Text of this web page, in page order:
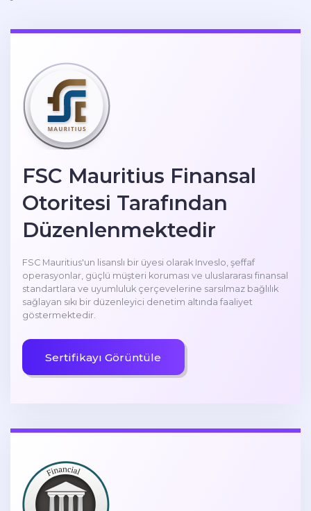
FSC Mauritius Finansal
Otoritesi Tarafından
Düzenlenmektedir
FSC Mauritius'un lisanslı bir üyesi olarak Inveslo, şeffaf
operasyonlar, güçlü müşteri koruması ve uluslararası finansal
standartlara ve uyumluluk çerçevelerine sarsılmaz bağlılık
sağlayan sıkı bir düzenleyici denetim altında faaliyet
göstermektedir.
Sertifikayı Görüntüle